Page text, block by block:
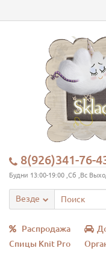
8(926)341-76-
Будни 13:00-19:00 ,Сб ,Вс
Везде
Распродажа
Спицы Knit Pro